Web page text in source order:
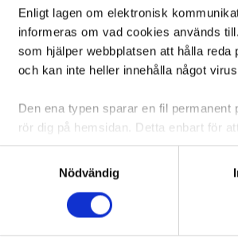
Enligt lagen om elektronisk
informeras om vad cookies används
som hjälper webbplatsen att hålla
och kan inte heller innehålla något
Den ena typen sparar en fil
rör dig på hemsidan. Detta enbart för
de flesta webbläsare har funktioner
någon koppling till personlig
Den andra typen av cookies som
Nödvändig